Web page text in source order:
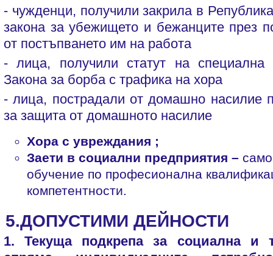
- чужденци, получили закрила в
закона за убежището и бежанците през
от постъпването им на работа
- лица, получили статут на
Закона за борба с трафика на хора
- лица, пострадали от домашно насилие
за защита от домашното насилие
Хора с увреждания ;
Заети в социални предприятия –
обучение по професионална
компетентности.
5.ДОПУСТИМИ ДЕЙНОСТИ
1. Текуща подкрепа за социална и